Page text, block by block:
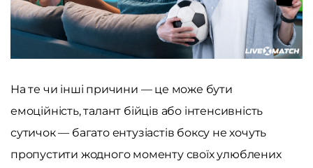
На те чи інші причини — це може бути
емоційність, талант бійців або інтенсивність
сутичок — багато ентузіастів боксу не хочуть
пропустити жодного моменту своїх улюблених